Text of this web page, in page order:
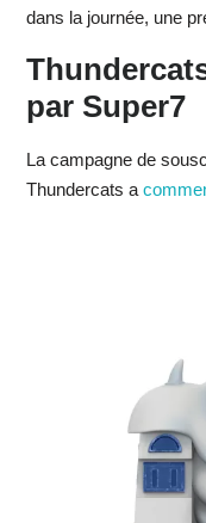
dans la journée, une
par Super7
La campagne de
Thundercats a